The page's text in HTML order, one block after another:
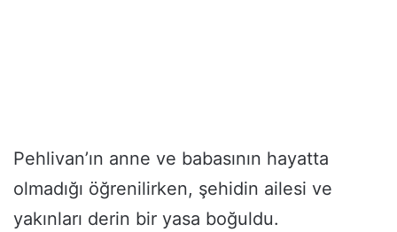
Pehlivan’ın anne ve babasının hayatta
olmadığı öğrenilirken, şehidin ailesi ve
yakınları derin bir yasa boğuldu.